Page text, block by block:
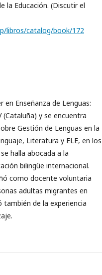
la Educación. (Discutir el
libros/catalog/book/172
en Enseñanza de Lenguas:
(Cataluña) y se encuentra
Gestión de Lenguas en la
Literatura y ELE, en los
halla abocada a la
bilingüe internacional.
como docente voluntaria
adultas migrantes en
de la experiencia